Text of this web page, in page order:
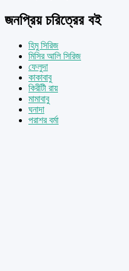
জনপ্রিয় চরিত্রের বই
হিমু সিরিজ
মিসির আলি সিরিজ
ফেলুদা
কাকাবাবু
কিরীটী রায়
মামাবাবু
ঘনাদা
পরাশর বর্মা